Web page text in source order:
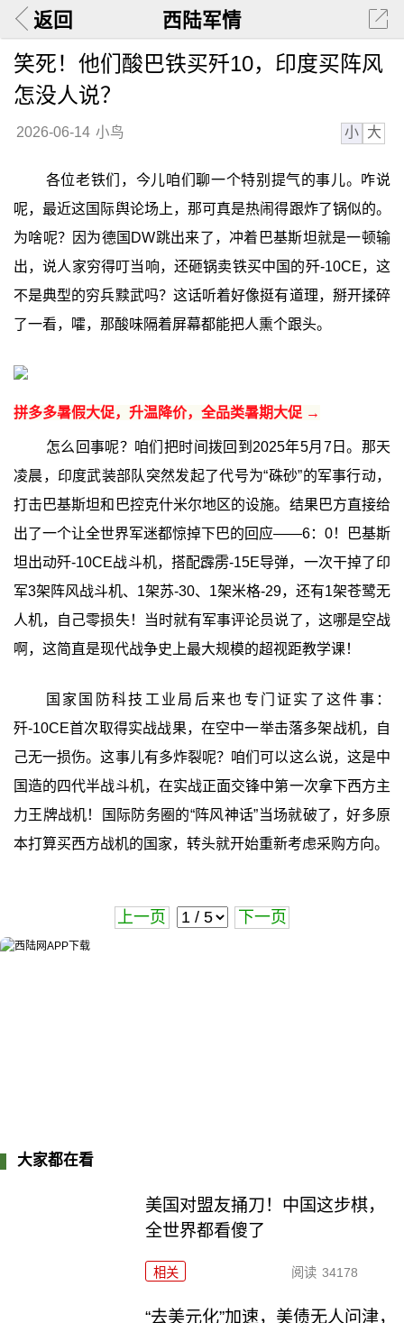
返回 西陆军情
笑死！他们酸巴铁买歼10，印度买阵风
怎没人说？
2026-06-14 小鸟 小 大
各位老铁们，今儿咱们聊一个特别提气的事儿。咋说
呢，最近这国际舆论场上，那可真是热闹得跟炸了锅似的。
为啥呢？因为德国DW跳出来了，冲着巴基斯坦就是一顿输
出，说人家穷得叮当响，还砸锅卖铁买中国的歼-10CE，这
不是典型的穷兵黩武吗？这话听着好像挺有道理，掰开揉碎
了一看，嚯，那酸味隔着屏幕都能把人熏个跟头。
拼多多暑假大促，升温降价，全品类暑期大促 →
怎么回事呢？咱们把时间拨回到2025年5月7日。那天
凌晨，印度武装部队突然发起了代号为“硃砂”的军事行动，
打击巴基斯坦和巴控克什米尔地区的设施。结果巴方直接给
出了一个让全世界军迷都惊掉下巴的回应——6：0！巴基斯
坦出动歼-10CE战斗机，搭配霹雳-15E导弹，一次干掉了印
军3架阵风战斗机、1架苏-30、1架米格-29，还有1架苍鹭无
人机，自己零损失！当时就有军事评论员说了，这哪是空战
啊，这简直是现代战争史上最大规模的超视距教学课！
国家国防科技工业局后来也专门证实了这件事：
歼-10CE首次取得实战战果，在空中一举击落多架战机，自
己无一损伤。这事儿有多炸裂呢？咱们可以这么说，这是中
国造的四代半战斗机，在实战正面交锋中第一次拿下西方主
力王牌战机！国际防务圈的“阵风神话”当场就破了，好多原
本打算买西方战机的国家，转头就开始重新考虑采购方向。
上一页 下一页
大家都在看
美国对盟友捅刀！中国这步棋，
全世界都看傻了
相关 阅读 34178
“去美元化”加速，美债无人问津，